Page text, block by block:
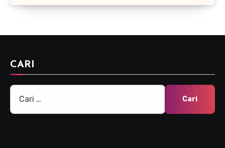
CARI
Cari